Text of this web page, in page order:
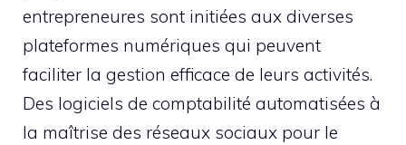
entrepreneures sont initiées aux diverses
plateformes numériques qui peuvent
faciliter la gestion efficace de leurs activités.
Des logiciels de comptabilité automatisées à
la maîtrise des réseaux sociaux pour le